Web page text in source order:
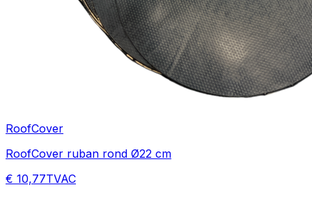
RoofCover
RoofCover ruban rond Ø22 cm
€ 10,77TVAC